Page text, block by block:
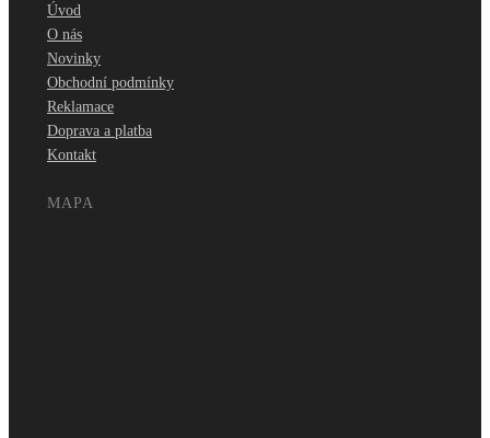
Úvod
O nás
Novinky
Obchodní podmínky
Reklamace
Doprava a platba
Kontakt
MAPA